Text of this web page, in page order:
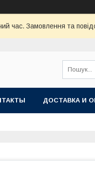
час. Замовлення та
ДОСТАВКА И